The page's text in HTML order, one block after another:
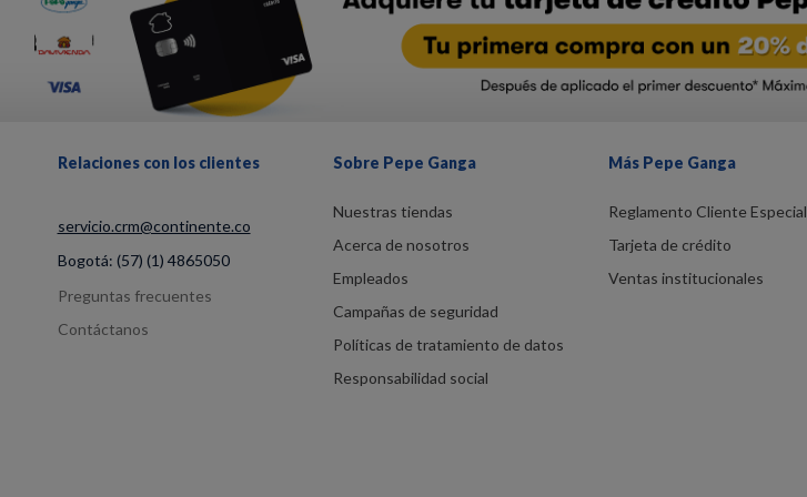
Relaciones con los clientes
servicio.crm@continente.co
Bogotá: (57) (1) 4865050
Preguntas frecuentes
Contáctanos
Sobre Pepe Ganga
Nuestras tiendas
Acerca de nosotros
Empleados
Campañas de seguridad
Políticas de tratamiento de datos
Responsabilidad social
Más Pepe Ganga
Reglamento Cliente Especial
Tarjeta de crédito
Ventas institucionales